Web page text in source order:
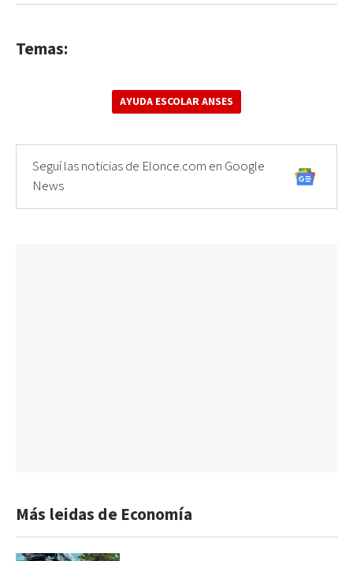
Temas:
AYUDA ESCOLAR ANSES
Seguí las noticias de Elonce.com en Google
News
Más leidas de Economía